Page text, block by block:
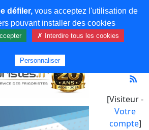
[Visiteur -
Votre
compte]
défiler,vous acceptez l'utilisation de
pouvant installer des cookies
✗ Interdire tous les cookies
Personnaliser